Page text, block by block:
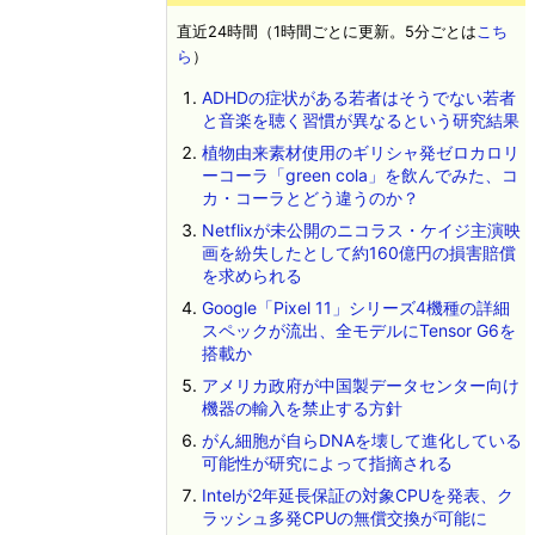
直近24時間（1時間ごとに更新。5分ごとはこち
ら ）
ADHDの症状がある若者はそうでない若者
と音楽を聴く習慣が異なるという研究結果
植物由来素材使用のギリシャ発ゼロカロリ
ーコーラ「green cola」を飲んでみた、コ
カ・コーラとどう違うのか？
Netflixが未公開のニコラス・ケイジ主演映
画を紛失したとして約160億円の損害賠償
を求められる
Google「Pixel 11」シリーズ4機種の詳細
スペックが流出、全モデルにTensor G6を
搭載か
アメリカ政府が中国製データセンター向け
機器の輸入を禁止する方針
がん細胞が自らDNAを壊して進化している
可能性が研究によって指摘される
Intelが2年延長保証の対象CPUを発表、ク
ラッシュ多発CPUの無償交換が可能に